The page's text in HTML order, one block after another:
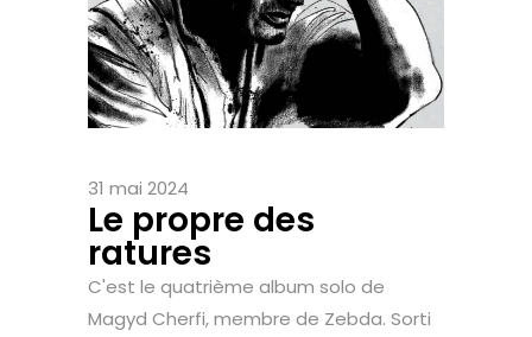
31 mai 2024
Le propre des
ratures
C'est le quatrième album solo de
Magyd Cherfi, membre de Zebda. Sorti